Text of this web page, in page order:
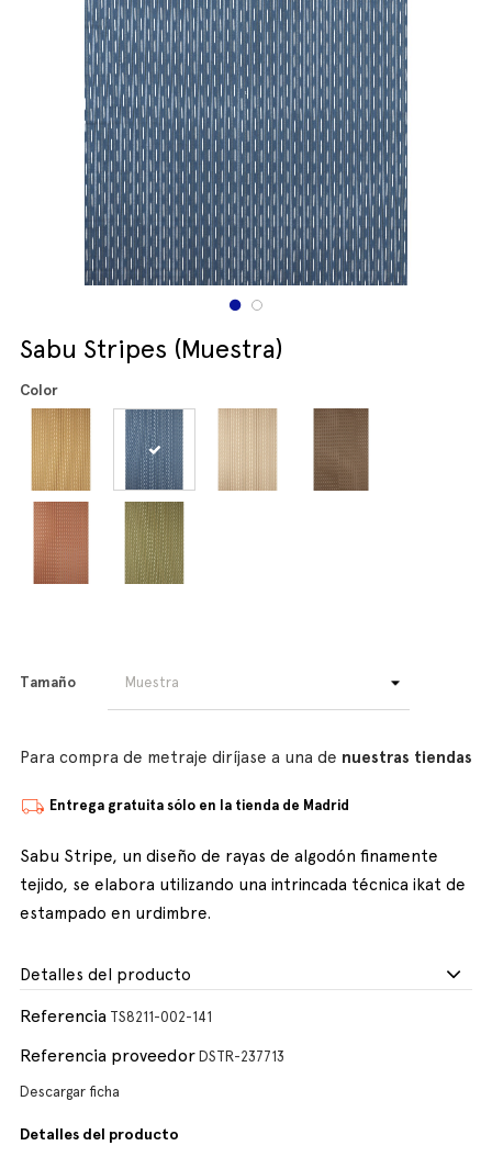
Sabu Stripes (Muestra)
Color
Tamaño
Para compra de metraje diríjase a una de nuestras tiendas
Entrega gratuita sólo en la tienda de Madrid
Sabu Stripe, un diseño de rayas de algodón finamente
tejido, se elabora utilizando una intrincada técnica ikat de
estampado en urdimbre.
Detalles del producto
Referencia TS8211-002-141
Referencia proveedor DSTR-237713
Descargar ficha
Detalles del producto